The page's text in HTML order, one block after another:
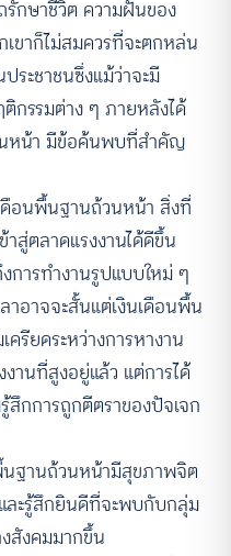
รักษาชีวิต ความฝันของ
ขาก็ไม่สมควรที่จะตกหล่น
ระชาชนซึ่งแม้ว่าจะมี
กรรมต่าง ๆ ภายหลังได้
นหน้า มีข้อค้นพบที่สำคัญ
ดือนพื้นฐานถ้วนหน้า สิ่งที่
สู่ตลาดแรงงานได้ดีขึ้น
การทำงานรูปแบบใหม่ ๆ
าอาจจะสั้นแต่เงินเดือนพื้น
รียดระหว่างการหางาน
านที่สูงอยู่แล้ว แต่การได้
กการถูกตีตราของปัจเจก
ฐานถ้วนหน้ามีสุขภาพจิต
ละรู้สึกยินดีที่จะพบกับกลุ่ม
สังคมมากขึ้น